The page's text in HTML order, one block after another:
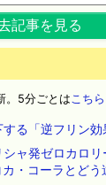
記事を見る
。5分ごとはこちら
る「逆フリン効
ャ発ゼロカロ
・コーラとどう